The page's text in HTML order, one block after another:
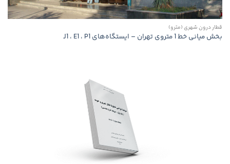
قطار درون شهری (مترو)
بخش میانی خط 1 متروی تهران – ایستگاه‌های J1 ، E1 ، P1